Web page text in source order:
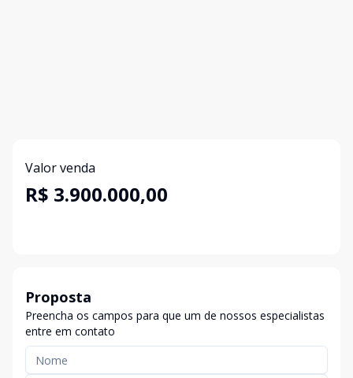
Valor venda
R$ 3.900.000,00
Proposta
Preencha os campos para que um de nossos especialistas
entre em contato